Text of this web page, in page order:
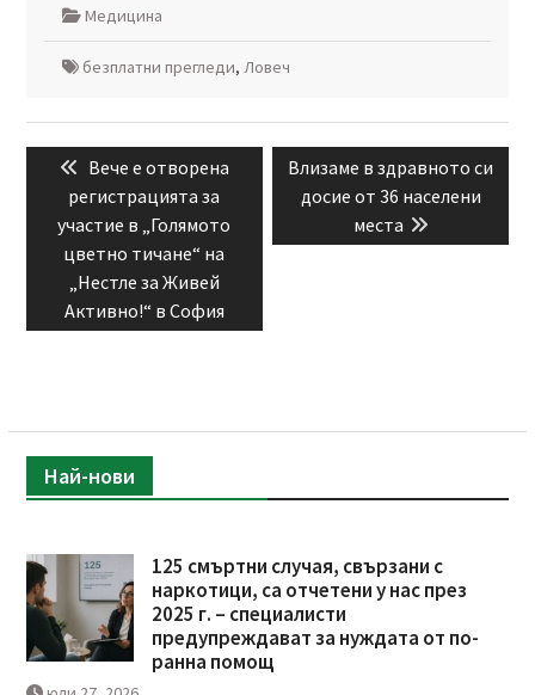
Медицина
безплатни прегледи, Ловеч
Навигация
Previous
post:
Вече е отворена
регистрацията за
участие в „Голямото
цветно тичане“ на
„Нестле за Живей
Активно!“ в София
Next
post:
Влизаме в здравното си
досие от 36 населени
места
Най-нови
125 смъртни случая, свързани с
наркотици, са отчетени у нас през
2025 г. – специалисти
предупреждават за нуждата от по-
ранна помощ